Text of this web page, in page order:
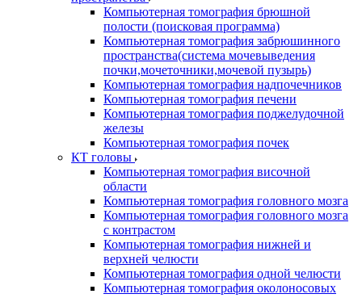
Компьютерная томография брюшной
полости (поисковая программа)
Компьютерная томография забрюшинного
пространства(система мочевыведения
почки,мочеточники,мочевой пузырь)
Компьютерная томография надпочечников
Компьютерная томография печени
Компьютерная томография поджелудочной
железы
Компьютерная томография почек
КТ головы
Компьютерная томография височной
области
Компьютерная томография головного мозга
Компьютерная томография головного мозга
с контрастом
Компьютерная томография нижней и
верхней челюсти
Компьютерная томография одной челюсти
Компьютерная томография околоносовых